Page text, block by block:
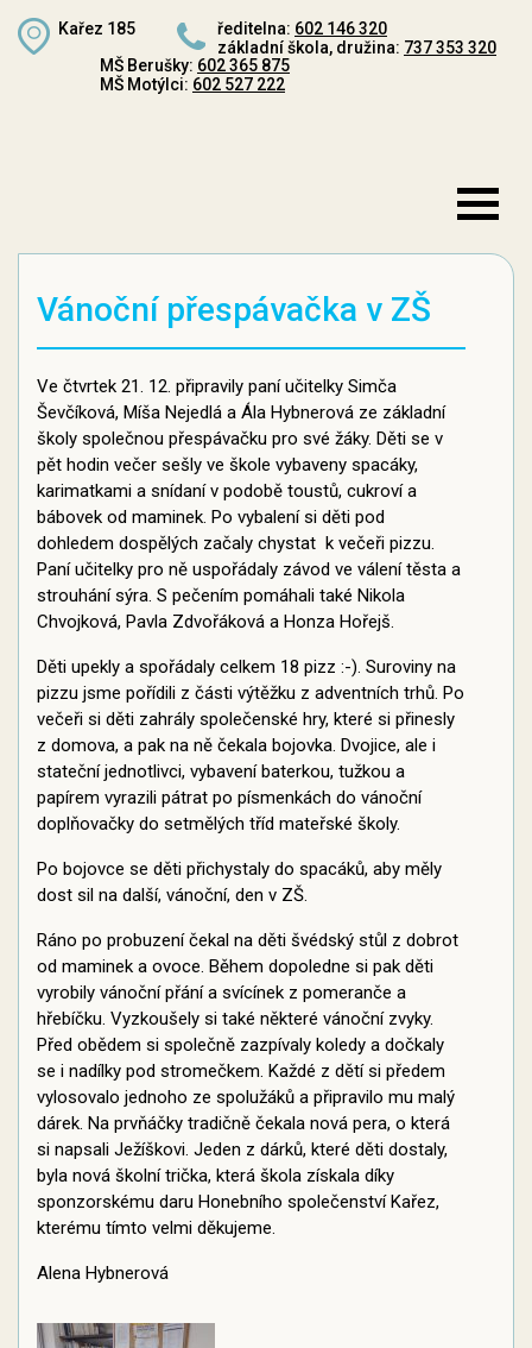
Kařez 185 ředitelna: 602 146 320
základní škola, družina: 737 353 320
MŠ Berušky: 602 365 875
MŠ Motýlci: 602 527 222
Vánoční přespávačka v ZŠ
Ve čtvrtek 21. 12. připravily paní učitelky Simča
Ševčíková, Míša Nejedlá a Ála Hybnerová ze základní
školy společnou přespávačku pro své žáky. Děti se v
pět hodin večer sešly ve škole vybaveny spacáky,
karimatkami a snídaní v podobě toustů, cukroví a
bábovek od maminek. Po vybalení si děti pod
dohledem dospělých začaly chystat k večeři pizzu.
Paní učitelky pro ně uspořádaly závod ve válení těsta a
strouhání sýra. S pečením pomáhali také Nikola
Chvojková, Pavla Zdvořáková a Honza Hořejš.
Děti upekly a spořádaly celkem 18 pizz :-). Suroviny na
pizzu jsme pořídili z části výtěžku z adventních trhů. Po
večeři si děti zahrály společenské hry, které si přinesly
z domova, a pak na ně čekala bojovka. Dvojice, ale i
stateční jednotlivci, vybavení baterkou, tužkou a
papírem vyrazili pátrat po písmenkách do vánoční
doplňovačky do setmělých tříd mateřské školy.
Po bojovce se děti přichystaly do spacáků, aby měly
dost sil na další, vánoční, den v ZŠ.
Ráno po probuzení čekal na děti švédský stůl z dobrot
od maminek a ovoce. Během dopoledne si pak děti
vyrobily vánoční přání a svícínek z pomeranče a
hřebíčku. Vyzkoušely si také některé vánoční zvyky.
Před obědem si společně zazpívaly koledy a dočkaly
se i nadílky pod stromečkem. Každé z dětí si předem
vylosovalo jednoho ze spolužáků a připravilo mu malý
dárek. Na prvňáčky tradičně čekala nová pera, o která
si napsali Ježíškovi. Jeden z dárků, které děti dostaly,
byla nová školní trička, která škola získala díky
sponzorskému daru Honebního společenství Kařez,
kterému tímto velmi děkujeme.
Alena Hybnerová